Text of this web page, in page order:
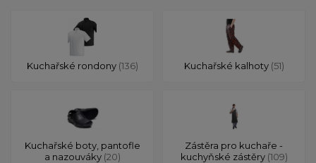
Kuchařské rondony (136) Kuchařské kalhoty (51)
Kuchařské boty, pantofle
a nazouváky (20)
Zástěra pro kuchaře -
kuchyňské zástěry (109)